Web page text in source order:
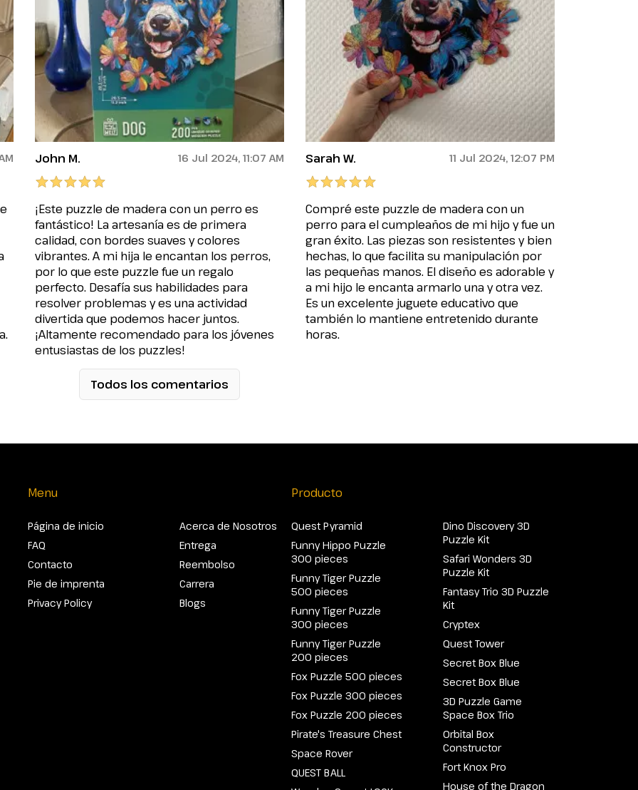
John M. 16 Jul 2024, 11:07 AM
¡Este puzzle de madera con un perro es
fantástico! La artesanía es de primera
calidad, con bordes suaves y colores
vibrantes. A mi hija le encantan los perros,
por lo que este puzzle fue un regalo
perfecto. Desafía sus habilidades para
resolver problemas y es una actividad
divertida que podemos hacer juntos.
¡Altamente recomendado para los jóvenes
entusiastas de los puzzles!
Sarah W. 11 Jul 2024, 12:07 PM
Compré este puzzle de madera con un
perro para el cumpleaños de mi hijo y fue un
gran éxito. Las piezas son resistentes y bien
hechas, lo que facilita su manipulación por
las pequeñas manos. El diseño es adorable y
a mi hijo le encanta armarlo una y otra vez.
Es un excelente juguete educativo que
también lo mantiene entretenido durante
horas.
Todos los comentarios
Menu
Página de inicio
FAQ
Contacto
Pie de imprenta
Privacy Policy
Acerca de Nosotros
Entrega
Reembolso
Carrera
Blogs
Producto
Quest Pyramid
Funny Hippo Puzzle
300 pieces
Funny Tiger Puzzle
500 pieces
Funny Tiger Puzzle
300 pieces
Funny Tiger Puzzle
200 pieces
Fox Puzzle 500 pieces
Fox Puzzle 300 pieces
Fox Puzzle 200 pieces
Pirate's Treasure Chest
Space Rover
QUEST BALL
Dino Discovery 3D
Puzzle Kit
Safari Wonders 3D
Puzzle Kit
Fantasy Trio 3D Puzzle
Kit
Cryptex
Quest Tower
Secret Box Blue
Secret Box Blue
3D Puzzle Game
Space Box Trio
Orbital Box
Constructor
Fort Knox Pro
House of the Dragon